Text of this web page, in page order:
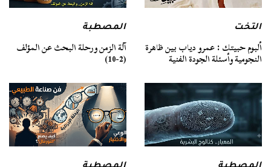
التخت
ألبوم حبيتك : عمرو دياب بين ظاهرة
النجومية وأسئلة الجودة الفنية
المصطبة
آلة الزمن ورحلة البحث عن المؤلف
(2-10)